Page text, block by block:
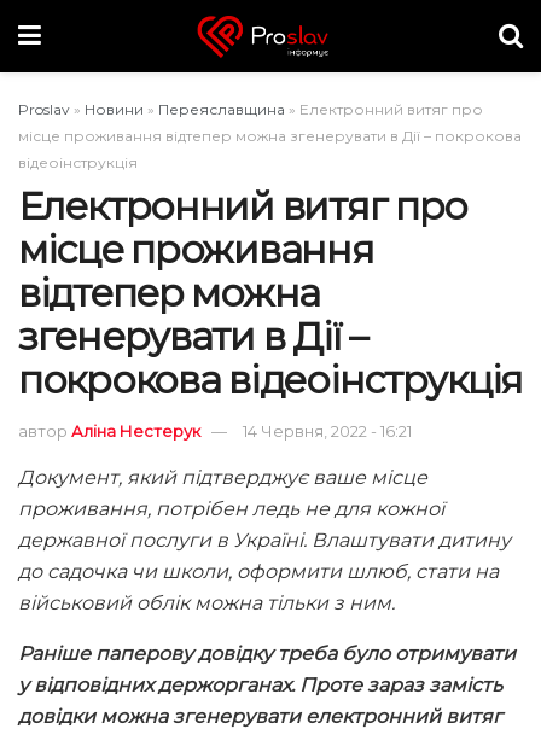
Proslav » Новини » Переяславщина » Електронний витяг про
місце проживання відтепер можна згенерувати в Дії – покрокова
відеоінструкція
Електронний витяг про
місце проживання
відтепер можна
згенерувати в Дії –
покрокова відеоінструкція
автор Аліна Нестерук 14 Червня, 2022 - 16:21
Документ, який підтверджує ваше місце
проживання, потрібен ледь не для кожної
державної послуги в Україні. Влаштувати дитину
до садочка чи школи, оформити шлюб, стати на
військовий облік можна тільки з ним.
Раніше паперову довідку треба було отримувати
у відповідних держорганах. Проте зараз замість
довідки можна згенерувати електронний витяг